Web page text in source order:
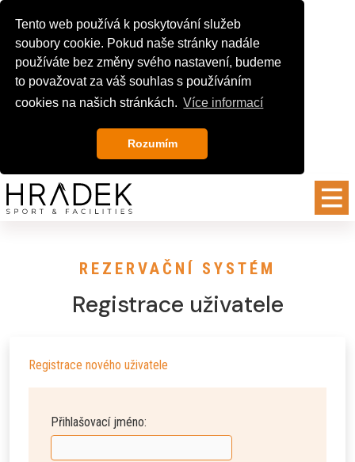
Tento web používá k poskytování služeb
soubory cookie. Pokud naše stránky nadále
používáte bez změny svého nastavení, budeme
to považovat za váš souhlas s používáním
cookies na našich stránkách. Více informací
Rozumím
REZERVAČNÍ SYSTÉM
Registrace uživatele
Registrace nového uživatele
Přihlašovací jméno: